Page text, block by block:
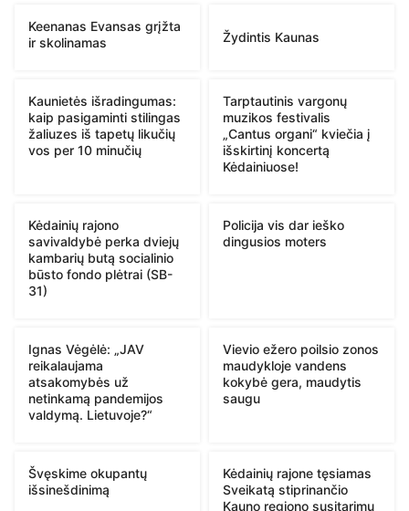
Keenanas Evansas grįžta
ir skolinamas
Žydintis Kaunas
Kaunietės išradingumas:
kaip pasigaminti stilingas
žaliuzes iš tapetų likučių
vos per 10 minučių
Tarptautinis vargonų
muzikos festivalis
„Cantus organi“ kviečia į
išskirtinį koncertą
Kėdainiuose!
Kėdainių rajono
savivaldybė perka dviejų
kambarių butą socialinio
būsto fondo plėtrai (SB-
31)
Policija vis dar ieško
dingusios moters
Ignas Vėgėlė: „JAV
reikalaujama
atsakomybės už
netinkamą pandemijos
valdymą. Lietuvoje?“
Vievio ežero poilsio zonos
maudykloje vandens
kokybė gera, maudytis
saugu
Švęskime okupantų
išsinešdinimą
Kėdainių rajone tęsiamas
Sveikatą stiprinančio
Kauno regiono susitarimų